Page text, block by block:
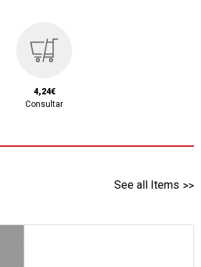
4,24€
Consultar
See all Items